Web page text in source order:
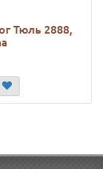
Тюль 2888,